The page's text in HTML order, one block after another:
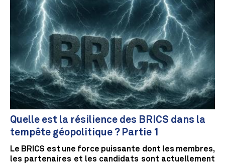
Quelle est la résilience des BRICS dans la
tempête géopolitique ? Partie 1
Le BRICS est une force puissante dont les membres,
les partenaires et les candidats sont actuellement